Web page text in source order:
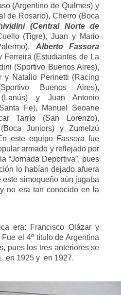
(Argentino de Quilmes) y
de Rosario), Cherro (Boca
(Central Norte de
(Tigre), Juan y Mario
Alberto Fassora
Ferreira (Estudiantes de La
(Sportivo Buenos Aires),
y Natalio Perinetti (Racing
Buenos Aires),
y Juan Antonio
Fe), Manuel Seoane
Tarrío (San Lorenzo),
Juniors) y Zumelzú
este equipoFassora fue
armado y reflejado por
“Jornada Deportiva”, pues
lo habían dejado afuera
simoqueño aún jugaba
no era tan conocido en la
era: Francisco Olázar y
el 4º título de Argentina
pues los tres anteriores se
en 1925 y en 1927.